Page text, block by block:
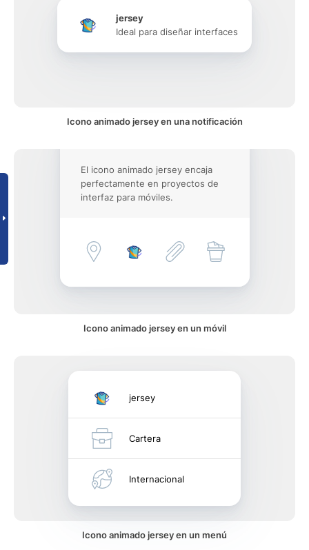
jersey
Ideal para diseñar interfaces
Icono animado jersey en una notificación
El icono animado jersey encaja
perfectamente en proyectos de
interfaz para móviles.
Icono animado jersey en un móvil
jersey
Cartera
Internacional
Icono animado jersey en un menú